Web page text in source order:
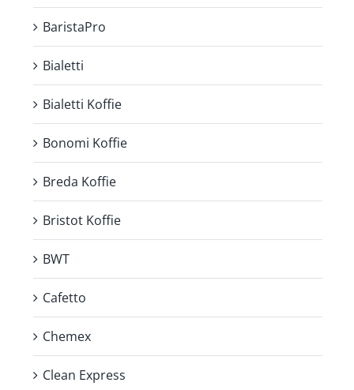
BaristaPro
Bialetti
Bialetti Koffie
Bonomi Koffie
Breda Koffie
Bristot Koffie
BWT
Cafetto
Chemex
Clean Express